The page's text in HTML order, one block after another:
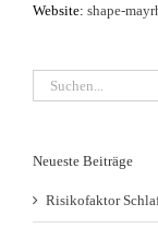
Website: shape-
Suche
nach:
Neueste Beiträge
Risikofaktor